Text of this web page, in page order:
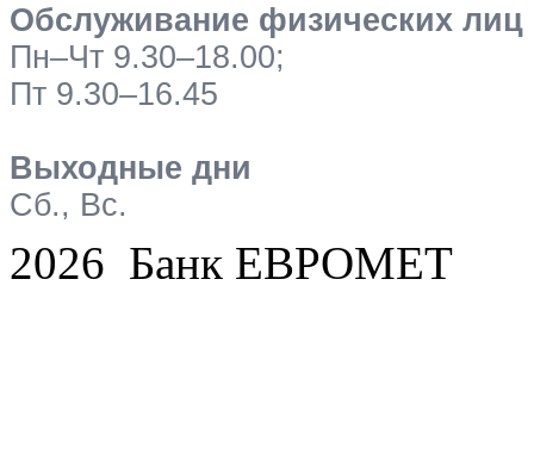
Обслуживание физических лиц
Пн–Чт 9.30–18.00;
Пт 9.30–16.45
Выходные дни
Сб., Вс.
2026 Банк ЕВРОМЕТ